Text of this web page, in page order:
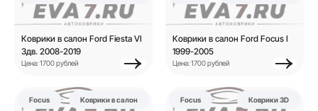
Коврики в салон Ford Fiesta VI
3дв. 2008-2019
Цена: 1700 рублей
Коврики в салон Ford Focus I
1999-2005
Цена: 1700 рублей
Focus Коврики в салон Focus Коврики 3D